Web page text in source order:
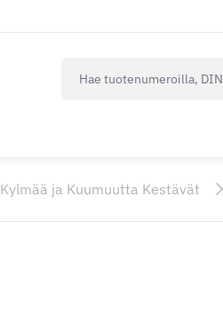
Kylmää ja Kuumuutta Kestävät